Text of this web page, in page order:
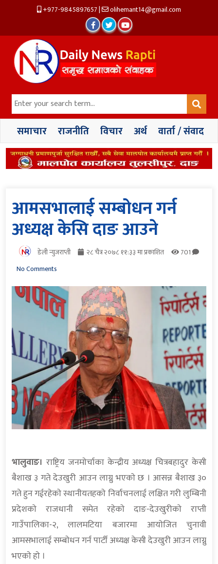
+977-9845897657| olihemant14@gmail.com
समाचार राजनीति विचार अर्थ वार्ता / संवाद
आमसभालाई सम्बोधन गर्न
अध्यक्ष केसि दाङ आउने
डेली न्युजराप्ती २८ चैत्र २०७८ ११:३३ मा प्रकाशित
701
No Comments
भालुवाङ। राष्ट्रिय जनमाेर्चाका केन्द्रीय अध्यक्ष चित्रबहादुर केसी
बैशाख ३ गते देउखुरी आउन लाग्नु भएकाे छ । आसन्न बैशाख ३०
गते हुन गईरहेकाे स्थानीयतहकाे निर्वाचनलाई लक्षित गरी लुम्बिनी
प्रदेशकाे राजधानी समेत रहेकाे दाङ-देउखुरीकाे राप्ती
गाउँपालिका-२, लालमटिया बजारमा आयाेजित चुनावी
आमसभालाई सम्बाेधन गर्न पार्टी अध्यक्ष केसी देउखुरी आउन लाग्नु
भएकाे हाे ।